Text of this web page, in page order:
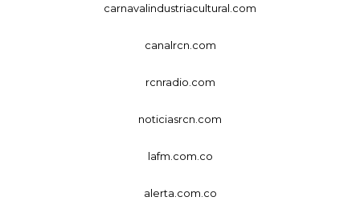
carnavalindustriacultural.com
canalrcn.com
rcnradio.com
noticiasrcn.com
lafm.com.co
alerta.com.co